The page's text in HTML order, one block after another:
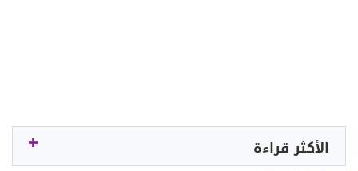
الأكثر قراءة